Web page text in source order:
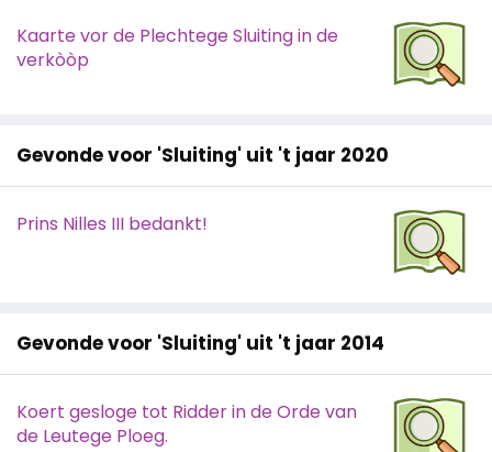
Kaarte vor de Plechtege Sluiting in de
verkòòp
Gevonde voor 'Sluiting' uit 't jaar 2020
Prins Nilles III bedankt!
Gevonde voor 'Sluiting' uit 't jaar 2014
Koert gesloge tot Ridder in de Orde van
de Leutege Ploeg.